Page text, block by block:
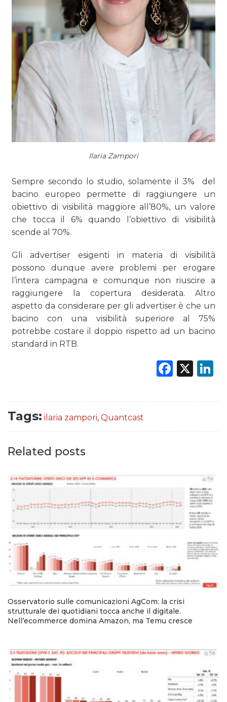
Ilaria Zampori
Sempre secondo lo studio, solamente il 3% del
bacino europeo permette di raggiungere un
obiettivo di visibilità maggiore all’80%, un valore
che tocca il 6% quando l’obiettivo di visibilità
scende al 70%.
Gli advertiser esigenti in materia di visibilità
possono dunque avere problemi per erogare
l’intera campagna e comunque non riuscire a
raggiungere la copertura desiderata. Altro
aspetto da considerare per gli advertiser è che un
bacino con una visibilità superiore al 75%
potrebbe costare il doppio rispetto ad un bacino
standard in RTB.
X
Tags: ilaria zampori, Quantcast
Related posts
Osservatorio sulle comunicazioni AgCom: la crisi
strutturale dei quotidiani tocca anche il digitale.
Nell’ecommerce domina Amazon, ma Temu cresce